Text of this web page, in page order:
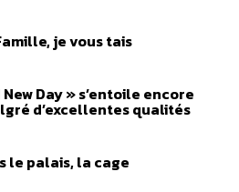
je vous tais
Day » s’entoile encore
d’excellentes qualités
le palais, la cage